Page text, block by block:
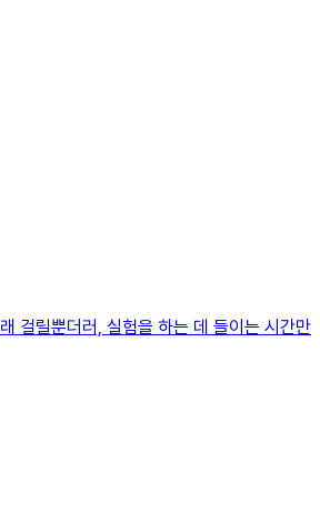
걸릴뿐더러, 실험을 하는 데 들이는 시간만